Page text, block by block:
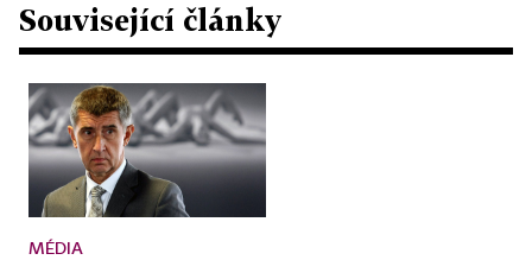
Související články
MÉDIA